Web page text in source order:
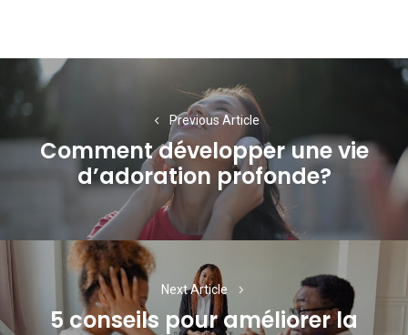
Navigation
de
l’article
Previous Article
Previous
post:
Comment développer une vie
d’adoration profonde?
Next Article
5 conseils pour améliorer la